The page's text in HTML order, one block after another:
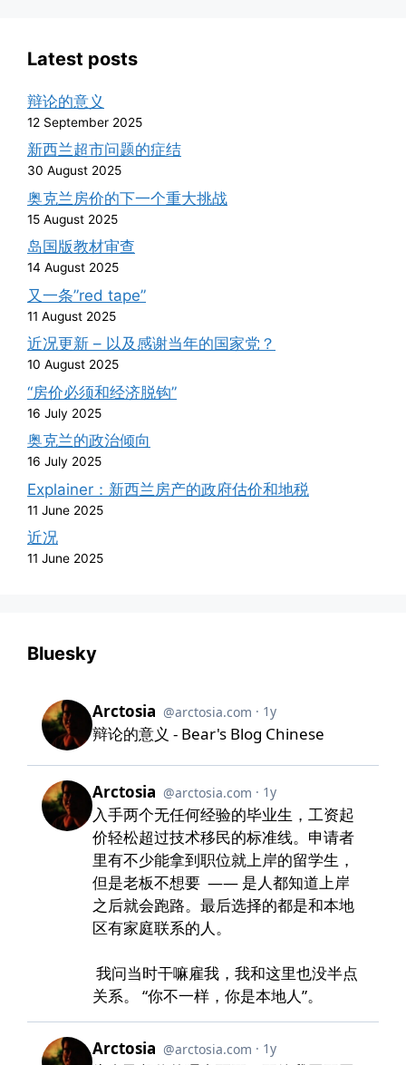
Latest posts
辩论的意义
12 September 2025
新西兰超市问题的症结
30 August 2025
奥克兰房价的下一个重大挑战
15 August 2025
岛国版教材审查
14 August 2025
又一条”red tape”
11 August 2025
近况更新 – 以及感谢当年的国家党？
10 August 2025
“房价必须和经济脱钩”
16 July 2025
奥克兰的政治倾向
16 July 2025
Explainer：新西兰房产的政府估价和地税
11 June 2025
近况
11 June 2025
Bluesky